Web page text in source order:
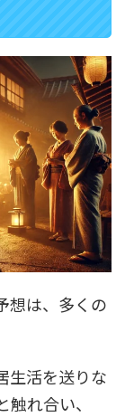
想は、多くの
生活を送りな
れ合い、